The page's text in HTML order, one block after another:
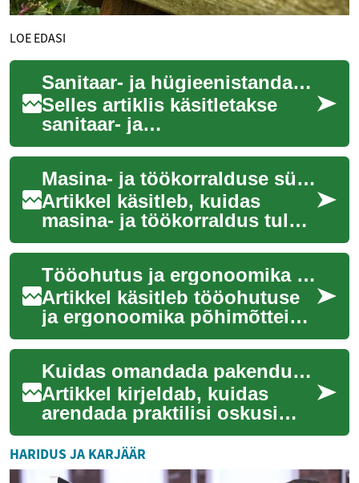
LOE EDASI
Sanitaar- ja hügieenistandardid tootmispakendamisel
Selles artiklis käsitletakse
sanitaar- ja
hügieenistandardeid
tootmispakendamisel,
keskendudes praktilistele
meetmete...
Masina- ja töökorralduse sünkroonimine läbilaskevõime maksimeerimiseks
Artikkel käsitleb, kuidas
masina- ja töökorraldus tuleb
sünkroniseerida, et tõsta
pakendustöö voogusid, hoida
kvalite...
Tööohutus ja ergonoomika tootmiskeskkonnas
Artikkel käsitleb tööohutuse
ja ergonoomika põhimõtteid
toidupakendamise ja
tootmistöödes, pöörates
tähelepanu pakend...
Kuidas omandada pakendustöö oskused ja kiirendada paindlikkust tööpingis
Artikkel kirjeldab, kuidas
arendada praktilisi oskusi
pakendustöös, parandada
töövoogu ja suurendada
paindlikkust too...
HARIDUS JA KARJÄÄR